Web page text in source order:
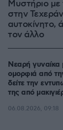
Μυστήριο με
στην
αυτοκίνητο,
τον άλλο
Νεαρή γυναίκα
ομορφιά από
δείτε την
της από
06.08.2026, 09:18